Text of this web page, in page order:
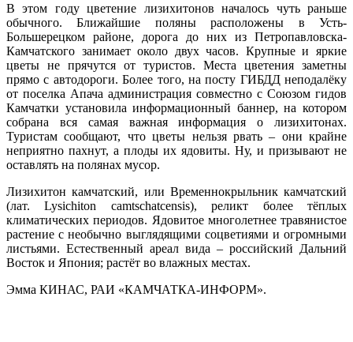
В этом году цветение лизихитонов началось чуть раньше
обычного. Ближайшие поляны расположены в Усть-
Большерецком районе, дорога до них из Петропавловска-
Камчатского занимает около двух часов. Крупные и яркие
цветы не прячутся от туристов. Места цветения заметны
прямо с автодороги. Более того, на посту ГИБДД неподалёку
от поселка Апача администрация совместно с Союзом гидов
Камчатки установила информационный баннер, на котором
собрана вся самая важная информация о лизихитонах.
Туристам сообщают, что цветы нельзя рвать – они крайне
неприятно пахнут, а плоды их ядовиты. Ну, и призывают не
оставлять на полянах мусор.
Лизихитон камчатский, или Временнокрыльник камчатский
(лат. Lysichiton camtschatcensis), реликт более тёплых
климатических периодов. Ядовитое многолетнее травянистое
растение с необычно выглядящими соцветиями и огромными
листьями. Естественный ареал вида – российский Дальний
Восток и Япония; растёт во влажных местах.
Эмма КИНАС, РАИ «КАМЧАТКА-ИНФОРМ».